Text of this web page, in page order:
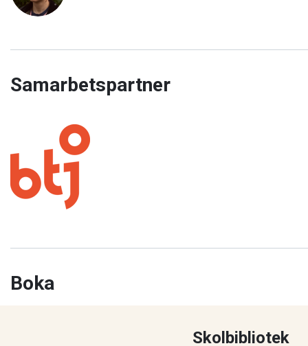
Samarbetspartner
Boka
Skolbibliotek